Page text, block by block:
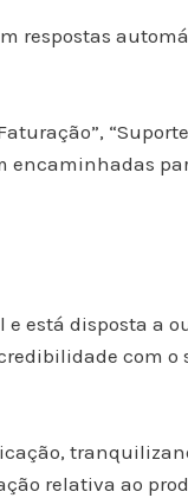
respostas
encaminhadas
está disposta a
com o
relativa ao